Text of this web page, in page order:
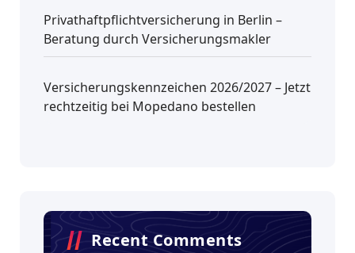
Privathaftpflichtversicherung in Berlin –
Beratung durch Versicherungsmakler
Versicherungskennzeichen 2026/2027 – Jetzt
rechtzeitig bei Mopedano bestellen
Recent Comments